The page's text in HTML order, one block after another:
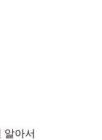
알아서